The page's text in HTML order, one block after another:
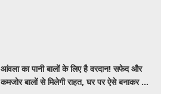
आंवला का पानी बालों के लिए है वरदान! सफेद और
कमजोर बालों से मिलेगी राहत, घर पर ऐसे बनाकर करें